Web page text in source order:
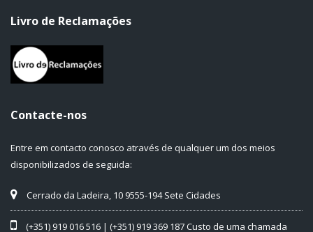
Livro de Reclamações
Contacte-nos
Entre em contacto conosco através de qualquer um dos meios
disponibilizados de seguida:
Cerrado da Ladeira, 10 9555-194 Sete Cidades
(+351) 919 016 516 | (+351) 919 369 187 Custo de uma chamada